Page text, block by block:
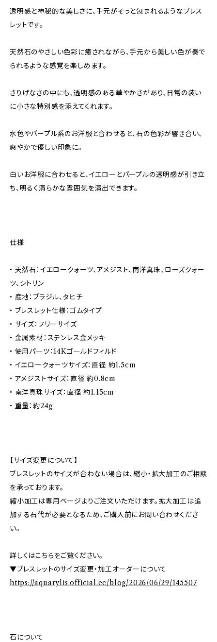
透明感と神秘的な美しさに、手元がそっと包まれるようなブレス
レットです。
天然石のやさしい色彩に癒されながら、手元から美しい色が奏で
られるような感覚を楽しめます。
さりげなさの中にも、透明感のある華やかさがあり、日常の装い
に小さな特別感を添えてくれます。
水色やパープル系のお洋服と合わせると、石の色彩が響き合い、
爽やかで優しい印象に。
白いお洋服に合わせると、イエローとパープルの透明感が引き立
ち、明るく清らかな雰囲気を演出できます。
仕様
• 天然石：イエロークォーツ、アメジスト、南洋真珠、ローズクォー
ツ、シトリン
• 産地：ブラジル、タヒチ
• ブレスレット仕様：ゴムタイプ
• サイズ：フリーサイズ
• 金属素材：ステンレス金メッキ
• 使用パーツ：14Kゴールドフィルド
• イエロークォーツサイズ：直径 約1.5cm
• アメジストサイズ：直径 約0.8cm
• 南洋真珠サイズ：直径 約1.15cm
• 重量：約24g
【サイズ変更について】
ブレスレットのサイズが合わない場合は、縮小・拡大加工のご相談
を承っております。
縮小加工は専用ページよりご注文いただけます。拡大加工は追
加する石代が必要となるため、ご購入前にお問い合わせくださ
い。
詳しくはこちらをご覧ください。
▼ブレスレットのサイズ変更・加工オーダーについて
https://aquarylis.official.ec/blog/2026/06/29/145507
石について